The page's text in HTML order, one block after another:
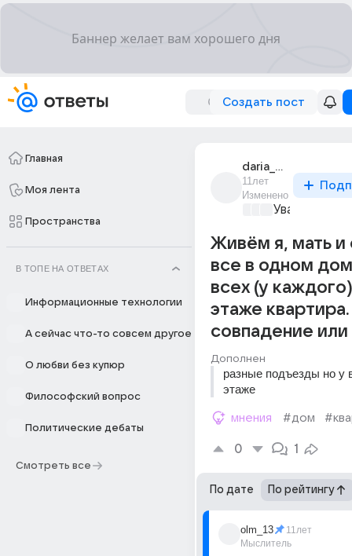
Создать пост
Главная
Моя лента
Пространства
В ТОПЕ НА ОТВЕТАХ
Информационные технологии
А сейчас что-то совсем другое
О любви без купюр
Философский вопрос
Политические дебаты
Смотреть все
daria_barinova_93
11лет
Изменено
Уважаемый
Живём я, мать и
все в одном
всех (у
этаже квартира.
совпадение или
Дополнен
разные подъезды но у
этаже
мнения #дом
0 1
По дате По рейтингу
olm_13
Мыслитель
11лет